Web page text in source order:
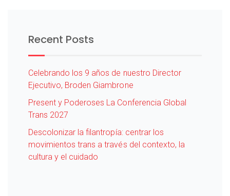
Recent Posts
Celebrando los 9 años de nuestro Director
Ejecutivo, Broden Giambrone
Present y Poderoses La Conferencia Global
Trans 2027
Descolonizar la filantropía: centrar los
movimientos trans a través del contexto, la
cultura y el cuidado